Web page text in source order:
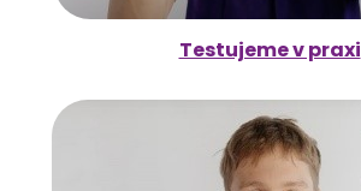
Testujeme v praxi